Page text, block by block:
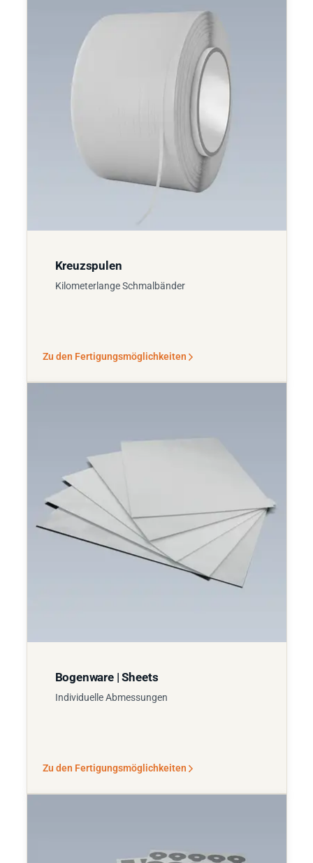
Kreuzspulen
Kilometerlange Schmalbänder
Zu den Fertigungsmöglichkeiten
Bogenware | Sheets
Individuelle Abmessungen
Zu den Fertigungsmöglichkeiten